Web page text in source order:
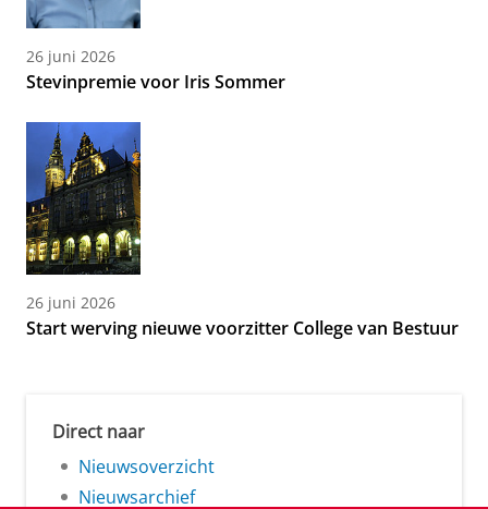
26 juni 2026
Stevinpremie voor Iris Sommer
26 juni 2026
Start werving nieuwe voorzitter College van Bestuur
Direct naar
Nieuwsoverzicht
Nieuwsarchief